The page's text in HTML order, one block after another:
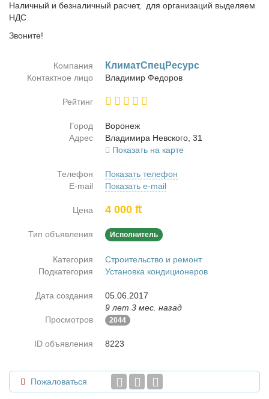
Наличный и безналичный расчет, для организаций выделяем
НДС
Звоните!
Компания КлиматСпецРесурс
Контактное лицо Вла­ди­мир Фе­до­ров
Рейтинг
Город
Во­ро­неж
Адрес
Вла­ди­ми­ра Нев­ско­го, 31
Показать на карте
Телефон
Показать телефон
E-mail
Показать e-mail
Цена 4 000 ₶
Тип объявления Исполнитель
Категория
Строительство и ремонт
Подкатегория
Установка кондиционеров
Дата создания
05.06.2017
9 лет 3 мес. назад
Просмотров
2044
ID объявления 8223
Пожаловаться